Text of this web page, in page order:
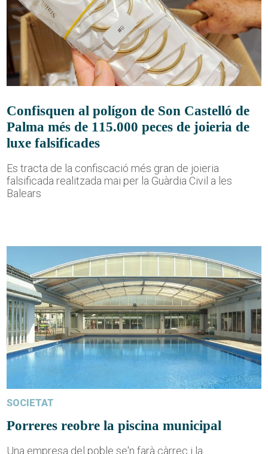
Confisquen al polígon de Son Castelló de
Palma més de 115.000 peces de joieria de
luxe falsificades
Es tracta de la confiscació més gran de joieria
falsificada realitzada mai per la Guàrdia Civil a les
Balears
SOCIETAT
Porreres reobre la piscina municipal
Una empresa del poble se'n farà càrrec i la